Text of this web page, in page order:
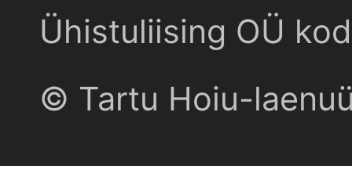
Ühistuliising OÜ
© Tartu Hoiu-